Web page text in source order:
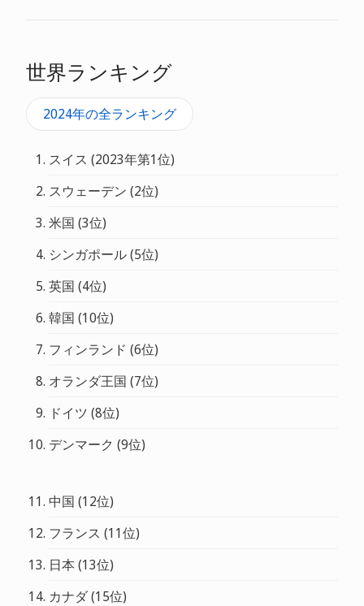
世界ランキング
2024年の全ランキング
スイス (2023年第1位)
スウェーデン (2位)
米国 (3位)
シンガポール (5位)
英国 (4位)
韓国 (10位)
フィンランド (6位)
オランダ王国 (7位)
ドイツ (8位)
デンマーク (9位)
中国 (12位)
フランス (11位)
日本 (13位)
カナダ (15位)